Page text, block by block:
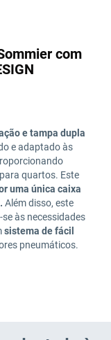
com
e tampa dupla
e adaptado às
quartos. Este
uma única caixa
Além disso, este
às necessidades
sistema de fácil
pneumáticos.